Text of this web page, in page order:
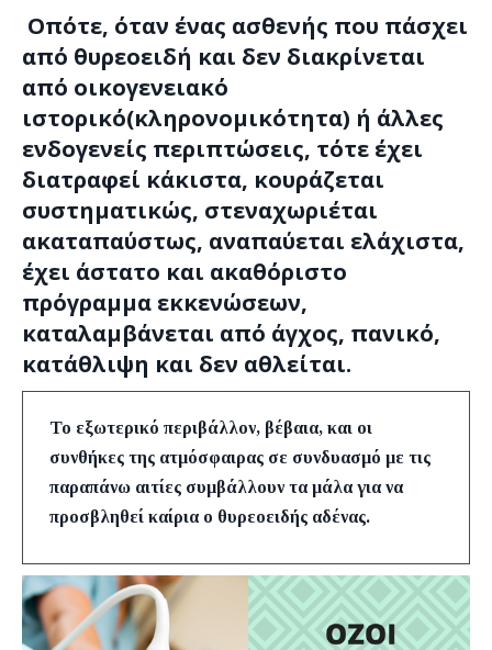
Οπότε, όταν ένας ασθενής που πάσχει
από θυρεοειδή και δεν διακρίνεται
από οικογενειακό
ιστορικό(κληρονομικότητα) ή άλλες
ενδογενείς περιπτώσεις, τότε έχει
διατραφεί κάκιστα, κουράζεται
συστηματικώς, στεναχωριέται
ακαταπαύστως, αναπαύεται ελάχιστα,
έχει άστατο και ακαθόριστο
πρόγραμμα εκκενώσεων,
καταλαμβάνεται από άγχος, πανικό,
κατάθλιψη και δεν αθλείται.
Το εξωτερικό περιβάλλον, βέβαια, και οι
συνθήκες της ατμόσφαιρας σε συνδυασμό με τις
παραπάνω αιτίες συμβάλλουν τα μάλα για να
προσβληθεί καίρια ο θυρεοειδής αδένας.